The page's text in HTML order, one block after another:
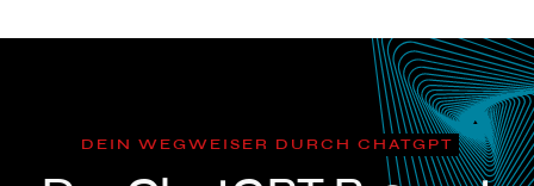
DEIN WEGWEISER DURCH CHATGPT